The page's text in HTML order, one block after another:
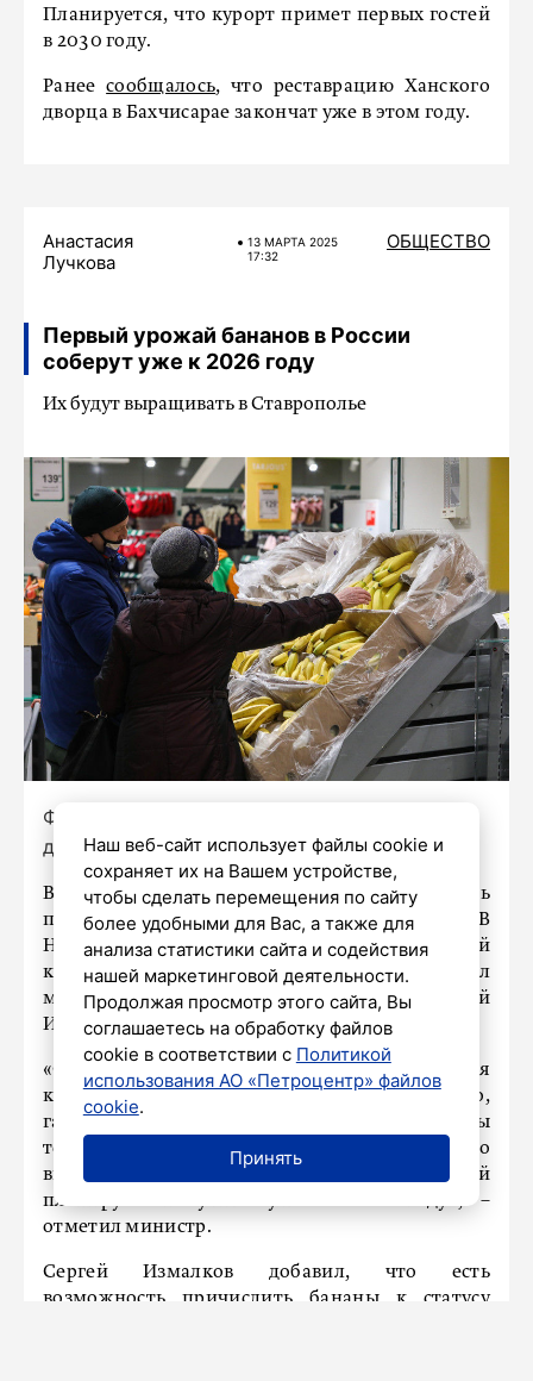
Планируется, что курорт примет первых гостей
в 2030 году.
Ранеесообщалось, что реставрацию Ханского
дворца в Бахчисарае закончат уже в этом году.
Анастасия
Лучкова
13 МАРТA 2025
17:32
ОБЩЕСТВО
Первый урожай бананов в России
соберут уже к 2026 году
Их будут выращивать в Ставрополье
Фото: Роман Пименов / «Петербургский
дневник»
В Ставропольском крае планируют собрать
первый урожай бананов уже в 2026 году. В
Невинномысске откроют промышленный
комплекс площадью 46 гектар, рассказал
министр сельского хозяйства края Сергей
Измалков, сообщает ТАСС.
«Сейчас на участке устанавливаются
коммуникации – проводится электричество,
газоснабжение. После того как будут решены
технические вопросы, начнётся работа по
выращиванию плодов. Первый урожай
планируем получить уже в 2026 году», –
отметил министр.
Сергей Измалков добавил, что есть
возможность причислить бананы к статусу
Наш веб-сайт использует файлы cookie и
сохраняет их на Вашем устройстве,
чтобы сделать перемещения по сайту
более удобными для Вас, а также для
анализа статистики сайта и содействия
нашей маркетинговой деятельности.
Продолжая просмотр этого сайта, Вы
соглашаетесь на обработку файлов
cookie в соответствии с Политикой
использования АО «Петроцентр» файлов
cookie.
Принять